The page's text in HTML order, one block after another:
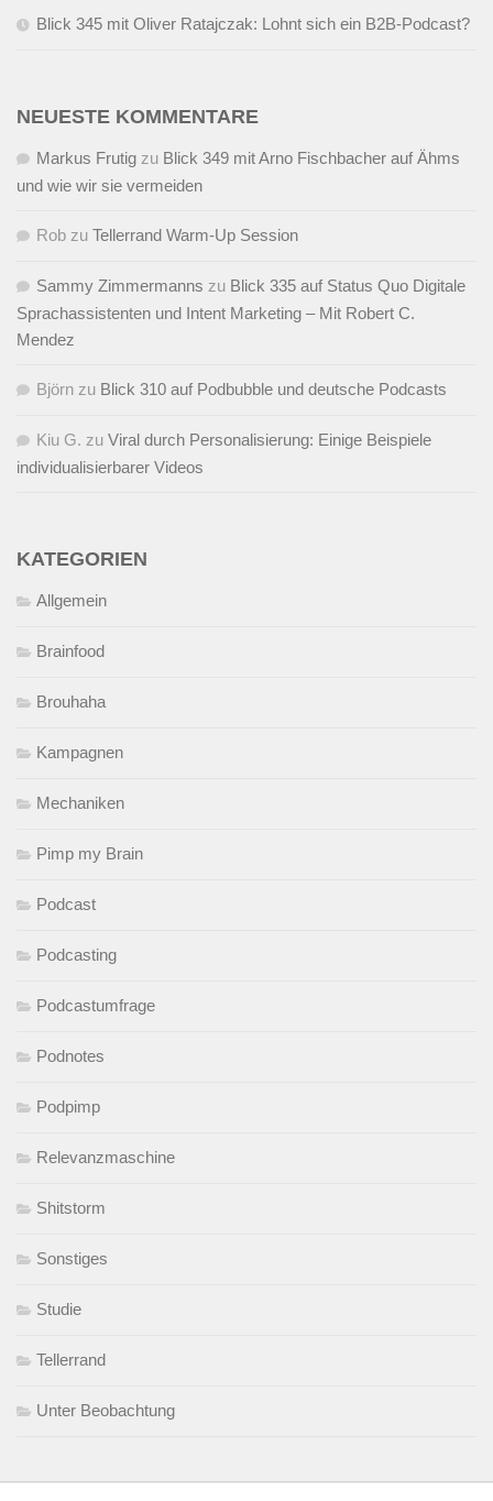
Blick 345 mit Oliver Ratajczak: Lohnt sich ein B2B-Podcast?
NEUESTE KOMMENTARE
Markus Frutig zu Blick 349 mit Arno Fischbacher auf Ähms
und wie wir sie vermeiden
Rob zu Tellerrand Warm-Up Session
Sammy Zimmermanns zu Blick 335 auf Status Quo Digitale
Sprachassistenten und Intent Marketing – Mit Robert C.
Mendez
Björn zu Blick 310 auf Podbubble und deutsche Podcasts
Kiu G. zu Viral durch Personalisierung: Einige Beispiele
individualisierbarer Videos
KATEGORIEN
Allgemein
Brainfood
Brouhaha
Kampagnen
Mechaniken
Pimp my Brain
Podcast
Podcasting
Podcastumfrage
Podnotes
Podpimp
Relevanzmaschine
Shitstorm
Sonstiges
Studie
Tellerrand
Unter Beobachtung